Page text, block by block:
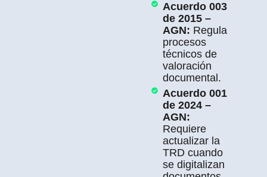
Acuerdo 003
de 2015 –
AGN: Regula
procesos
técnicos de
valoración
documental.
Acuerdo 001
de 2024 –
AGN:
Requiere
actualizar la
TRD cuando
se digitalizan